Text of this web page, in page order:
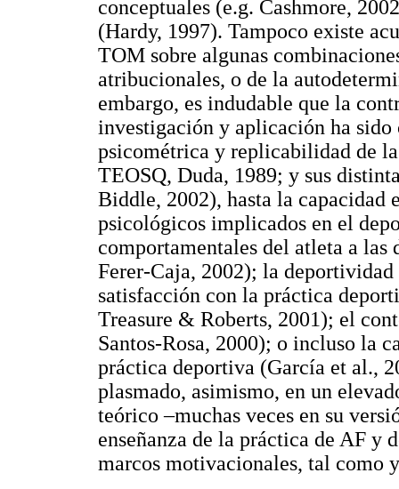
conceptuales (e.g. Cashmore,
(Hardy, 1997). Tampoco existe
TOM sobre algunas
atribucionales, o de la
embargo, es indudable que la
investigación y aplicación ha sido
psicométrica y replicabilidad de
TEOSQ, Duda, 1989; y sus
Biddle, 2002), hasta la capacidad
psicológicos implicados en el
comportamentales del atleta a
Ferer-Caja, 2002); la
satisfacción con la práctica
Treasure & Roberts, 2001); el
Santos-Rosa, 2000); o incluso la
práctica deportiva (García et al.,
plasmado, asimismo, en un
teórico –muchas veces en su
enseñanza de la práctica de AF y
marcos motivacionales, tal como